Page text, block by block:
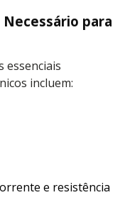
para
essenciais
incluem:
e resistência